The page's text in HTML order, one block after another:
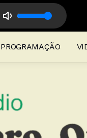
da Quero Quero com
PROGRAMAÇÃO